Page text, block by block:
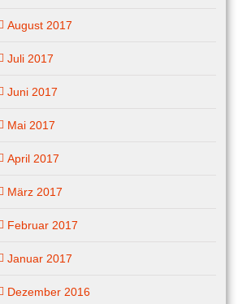
August 2017
Juli 2017
Juni 2017
Mai 2017
April 2017
März 2017
Februar 2017
Januar 2017
Dezember 2016